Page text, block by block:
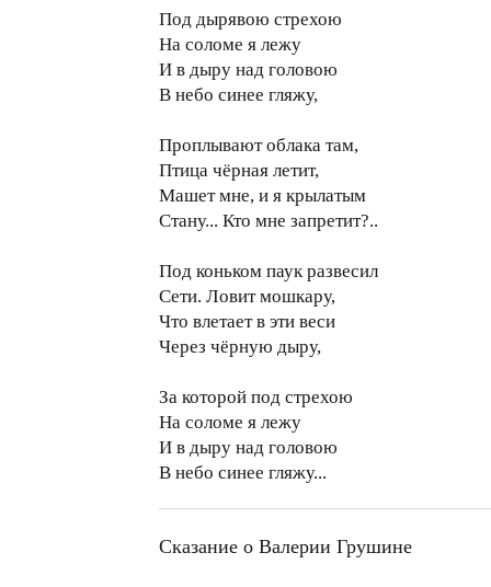
Под дырявою стрехою
На соломе я лежу
И в дыру над головою
В небо синее гляжу,
Проплывают облака там,
Птица чёрная летит,
Машет мне, и я крылатым
Стану... Кто мне запретит?..
Под коньком паук развесил
Сети. Ловит мошкару,
Что влетает в эти веси
Через чёрную дыру,
За которой под стрехою
На соломе я лежу
И в дыру над головою
В небо синее гляжу...
Сказание о Валерии Грушине